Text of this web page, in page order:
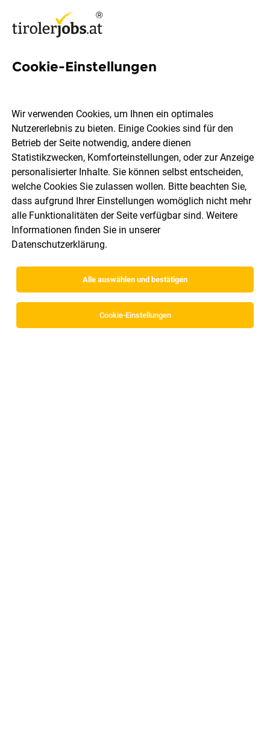
Bauwerksabdichter*in
Hautz Bau GmbH & Co. KG
Steinach Vollzeit 04.08.2026
Cookie-Einstellungen
Wir verwenden Cookies, um Ihnen ein optimales
Nutzererlebnis zu bieten. Einige Cookies sind für den
Betrieb der Seite notwendig, andere dienen
Statistikzwecken, Komforteinstellungen, oder zur Anzeige
personalisierter Inhalte. Sie können selbst entscheiden,
welche Cookies Sie zulassen wollen. Bitte beachten Sie,
dass aufgrund Ihrer Einstellungen womöglich nicht mehr
alle Funktionalitäten der Seite verfügbar sind. Weitere
Informationen finden Sie in unserer
Datenschutzerklärung.
Alle auswählen und bestätigen
Cookie-Einstellungen